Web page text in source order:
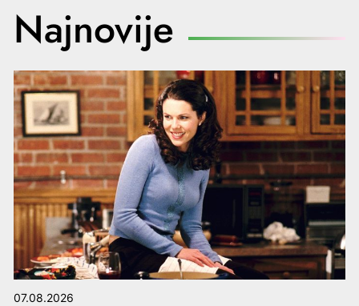
Najnovije
07.08.2026